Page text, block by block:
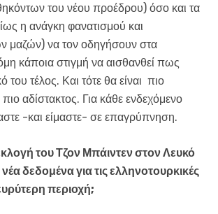
του νέου προέδρου) όσο και τα
η ανάγκη φανατισμού και
μαζών) να τον οδηγήσουν στα
κάποια στιγμή να αισθανθεί πως
του τέλος. Και τότε θα είναι πιο
αδίστακτος. Για κάθε ενδεχόμενο
-και είμαστε- σε επαγρύπνηση.
του Τζον Μπάιντεν στον Λευκό
δεδομένα για τις ελληνοτουρκικές
περιοχή;